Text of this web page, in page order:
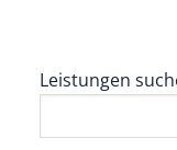
Leistungen